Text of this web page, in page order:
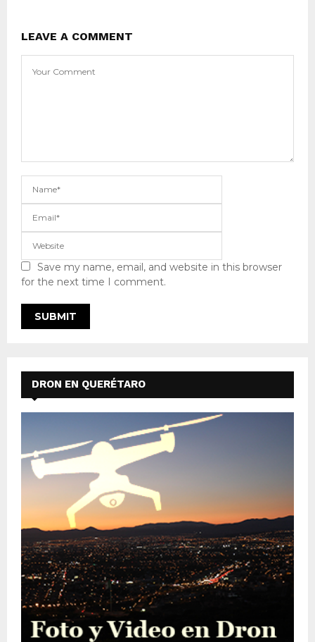
LEAVE A COMMENT
Save my name, email, and website in this browser
for the next time I comment.
DRON EN QUERÉTARO